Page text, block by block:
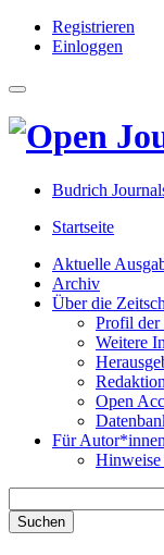
Hauptnavigation
Registrieren
Einloggen
Toggle navigation
Budrich
Startseite
Aktuelle
Archiv
Über die
Profil der
Weitere
Redaktion
Open
Für Autor*innen
Suchen